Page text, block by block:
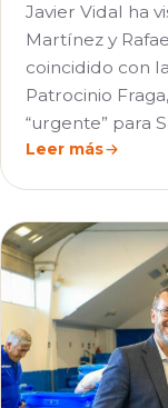
Javier Vidal ha
Martínez y
coincidido con
Patrocinio
“urgente” para
Leer más